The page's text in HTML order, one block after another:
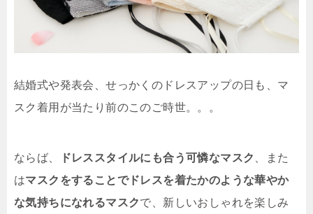
結婚式や発表会、せっかくのドレスアップの日も、マ
スク着用が当たり前のこのご時世。。。
ならば、 ドレススタイルにも合う可憐なマスク
、また
はマスクをすることでドレスを着たかのような華やか
な気持ちになれるマスクで、新しいおしゃれを楽しみ